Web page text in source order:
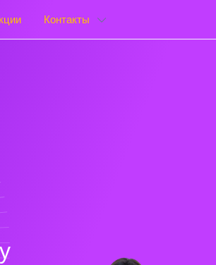
Контакты